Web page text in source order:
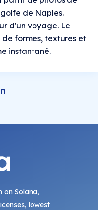
de Naples.
d'un voyage. Le
formes, textures et
instantané.
on Solana,
lowest